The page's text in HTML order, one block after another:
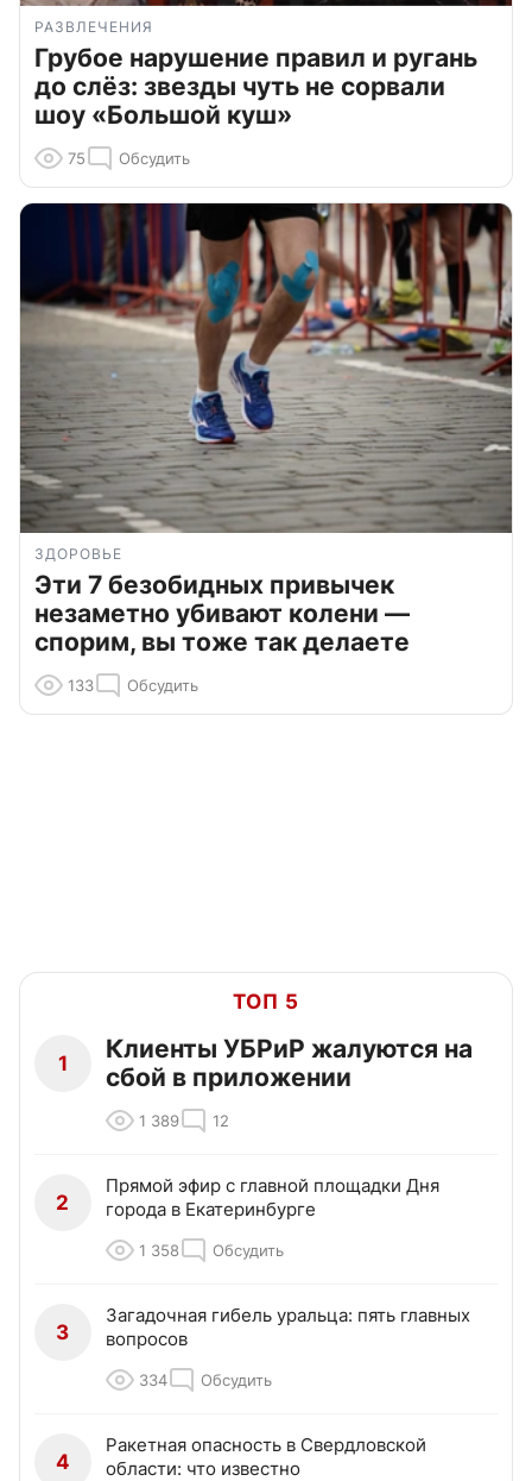
РАЗВЛЕЧЕНИЯ
Грубое нарушение правил и ругань
до слёз: звезды чуть не сорвали
шоу «Большой куш»
75 Обсудить
ЗДОРОВЬЕ
Эти 7 безобидных привычек
незаметно убивают колени —
спорим, вы тоже так делаете
133 Обсудить
ТОП 5
1
Клиенты УБРиР жалуются на
сбой в приложении
1 389 12
2
Прямой эфир с главной площадки Дня
города в Екатеринбурге
1 358 Обсудить
3
Загадочная гибель уральца: пять главных
вопросов
334 Обсудить
4
Ракетная опасность в Свердловской
области: что известно